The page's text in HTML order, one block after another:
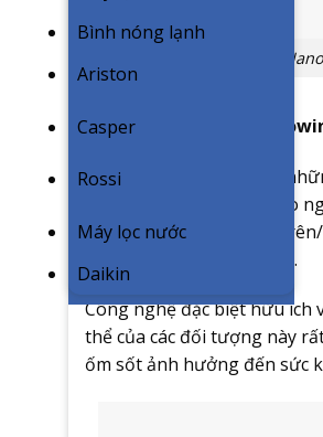
Bình nóng lạnh
Ariston
Casper
Rossi
Máy lọc nước
Daikin
Công nghệ
Công nghệ đảo gió
Aerowings là một trong
nghiệm làm mát dành cho
linh hoạt theo 4 hướng
tuyệt đối cho người dùng.
Công nghệ đặc biệt hữu
thể của các đối tượng này
ốm sốt ảnh hưởng đến sức